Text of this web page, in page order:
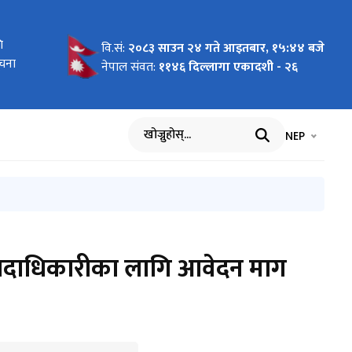
वि.सं: २०८३ साउन २४ गते आइतबार, १५:४४ बजे
नेपाल संवत: ११४६ दिल्लागा एकादशी - २६
खोज्नुहोस् भाषा चयन
NEP
पदाधिकारीका लागि आवेदन माग